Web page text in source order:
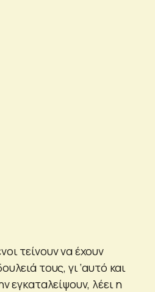
τείνουν να έχουν
τους, γι ‘αυτό και
εγκαταλείψουν, λέει η